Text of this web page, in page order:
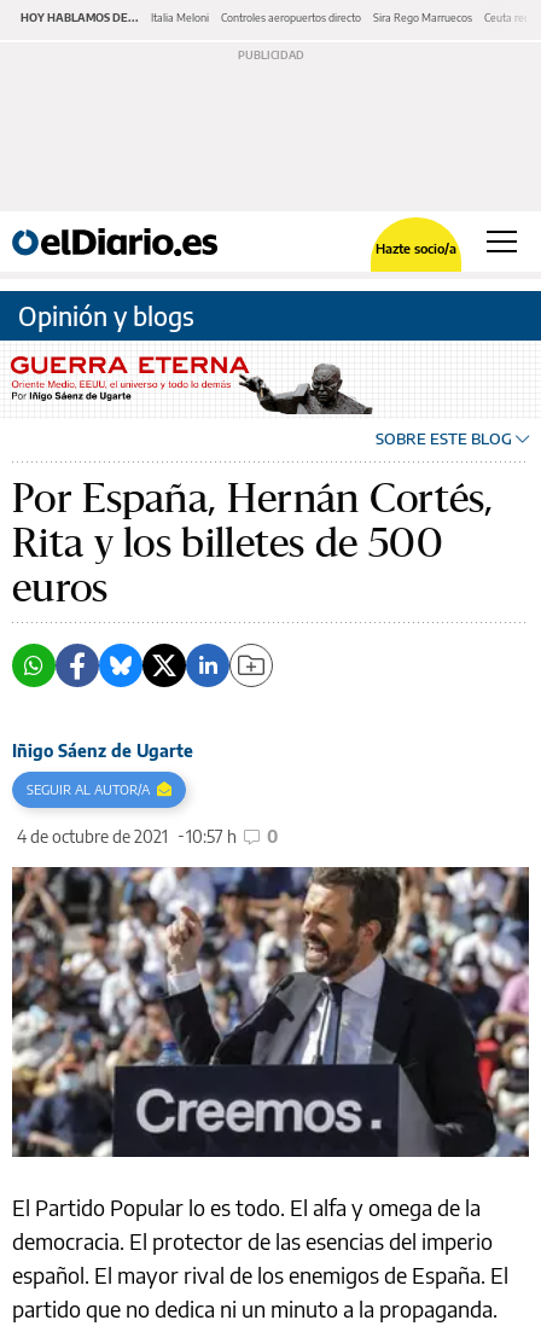
HOY HABLAMOS DE... Italia Meloni Controles aeropuertos directo Sira Rego Marruecos Ceuta
Hazte socio/a
Opinión y blogs
SOBRE ESTE BLOG
Por España, Hernán Cortés,
Rita y los billetes de 500
euros
Iñigo Sáenz de Ugarte
4 de octubre de 2021 10:57 h 0
SEGUIR AL AUTOR/A
El Partido Popular lo es todo. El alfa y omega de la
democracia. El protector de las esencias del imperio
español. El mayor rival de los enemigos de España. El
partido que no dedica ni un minuto a la propaganda.